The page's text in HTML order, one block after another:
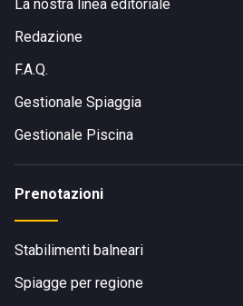
La nostra linea editoriale
Redazione
F.A.Q.
Gestionale Spiaggia
Gestionale Piscina
Prenotazioni
Stabilimenti balneari
Spiagge per regione